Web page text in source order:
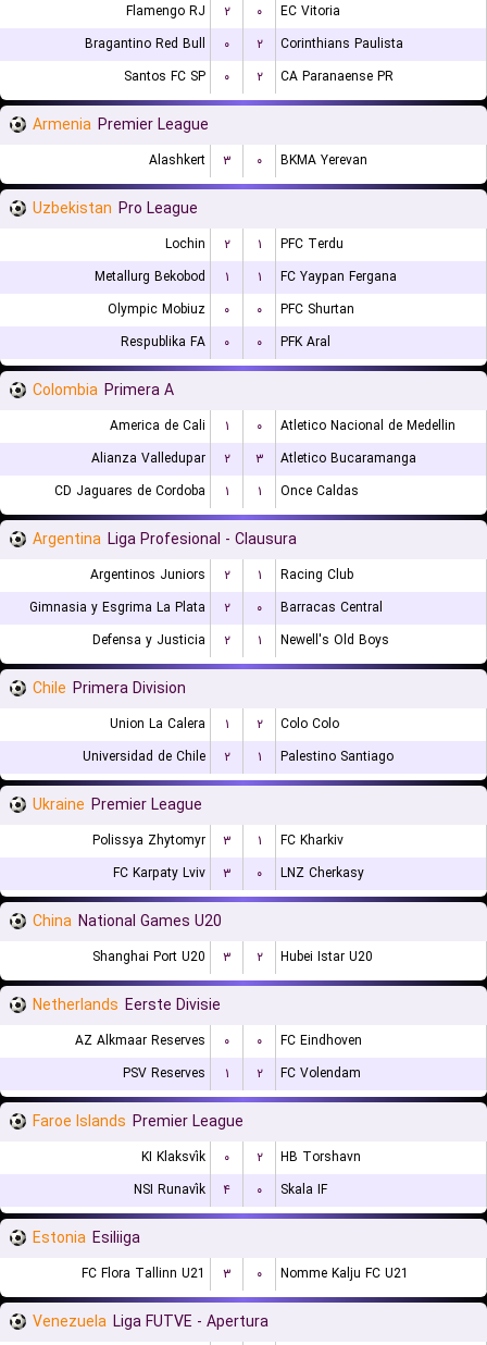
Flamengo RJ ۲ ۰
EC Vitoria
Bragantino Red Bull
۰ ۲
Corinthians Paulista
Santos FC SP
۰ ۲ CA Paranaense PR
Armenia Premier League
Alashkert ۳ ۰ BKMA Yerevan
Uzbekistan Pro League
Lochin ۲ ۱
PFC Terdu
Metallurg Bekobod
۱ ۱
FC Yaypan Fergana
Olympic Mobiuz
۰ ۰
PFC Shurtan
Respublika FA
۰ ۰ PFK Aral
Colombia Primera A
America de Cali ۱ ۰
Atletico Nacional de Medellin
Alianza Valledupar
۲ ۳
Atletico Bucaramanga
CD Jaguares de Cordoba
۱ ۱ Once Caldas
Argentina Liga Profesional - Clausura
Argentinos Juniors ۲ ۱
Racing Club
Gimnasia y Esgrima La Plata
۲ ۰
Barracas Central
Defensa y Justicia
۲ ۱ Newell's Old Boys
Chile Primera Division
Union La Calera ۱ ۲
Colo Colo
Universidad de Chile
۲ ۱ Palestino Santiago
Ukraine Premier League
Polissya Zhytomyr ۳ ۱
FC Kharkiv
FC Karpaty Lviv
۳ ۰ LNZ Cherkasy
China National Games U20
Shanghai Port U20 ۳ ۲ Hubei Istar U20
Netherlands Eerste Divisie
AZ Alkmaar Reserves ۰ ۰
FC Eindhoven
PSV Reserves
۱ ۲ FC Volendam
Faroe Islands Premier League
KI Klaksvík ۰ ۲
HB Torshavn
NSI Runavík
۴ ۰ Skala IF
Estonia Esiliiga
FC Flora Tallinn U21 ۳ ۰ Nomme Kalju FC U21
Venezuela Liga FUTVE - Apertura